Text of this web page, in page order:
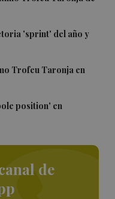
'sprint' del año y
Trofeu Taronja en
position' en
de